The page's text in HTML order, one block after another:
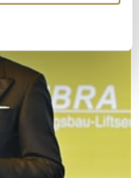
genau sein
identifizieren
Daten
Präferenzen im
Anzeigen zu